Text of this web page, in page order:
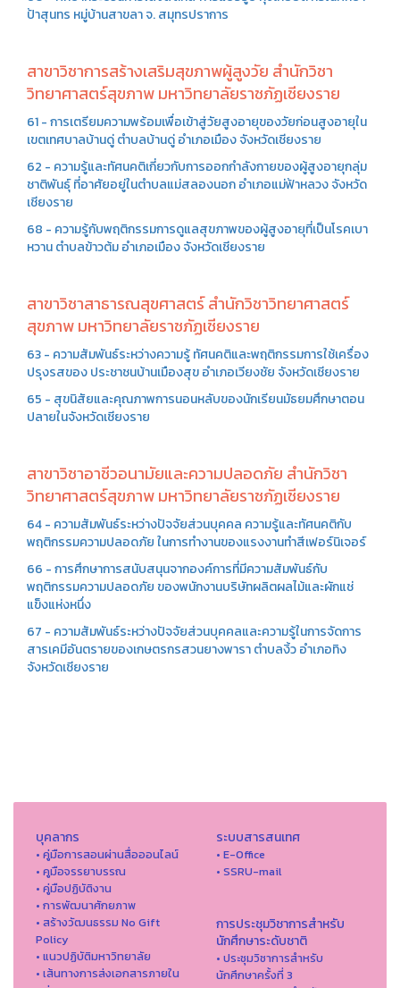
ป้าสุนทร หมู่บ้านสาขลา จ. สมุทรปราการ
สาขาวิชาการสร้างเสริมสุขภาพผู้สูงวัย สำนักวิชา
วิทยาศาสตร์สุขภาพ มหาวิทยาลัยราชภัฏเชียงราย
61 - การเตรียมความพร้อมเพื่อเข้าสู่วัยสูงอายุของวัยก่อนสูงอายุใน
เขตเทศบาลบ้านดู่ ตำบลบ้านดู่ อำเภอเมือง จังหวัดเชียงราย
62 - ความรู้และทัศนคติเกี่ยวกับการออกกำลังกายของผู้สูงอายุกลุ่ม
ชาติพันธุ์ ที่อาศัยอยู่ในตำบลแม่สลองนอก อำเภอแม่ฟ้าหลวง จังหวัด
เชียงราย
68 - ความรู้กับพฤติกรรมการดูแลสุขภาพของผู้สูงอายุที่เป็นโรคเบา
หวาน ตำบลข้าวต้ม อำเภอเมือง จังหวัดเชียงราย
สาขาวิชาสาธารณสุขศาสตร์ สำนักวิชาวิทยาศาสตร์
สุขภาพ มหาวิทยาลัยราชภัฏเชียงราย
63 - ความสัมพันธ์ระหว่างความรู้ ทัศนคติและพฤติกรรมการใช้เครื่อง
ปรุงรสของ ประชาชนบ้านเมืองสุข อำเภอเวียงชัย จังหวัดเชียงราย
65 - สุขนิสัยและคุณภาพการนอนหลับของนักเรียนมัธยมศึกษาตอน
ปลายในจังหวัดเชียงราย
สาขาวิชาอาชีวอนามัยและความปลอดภัย สำนักวิชา
วิทยาศาสตร์สุขภาพ มหาวิทยาลัยราชภัฏเชียงราย
64 - ความสัมพันธ์ระหว่างปัจจัยส่วนบุคคล ความรู้และทัศนคติกับ
พฤติกรรมความปลอดภัย ในการทำงานของแรงงานทำสีเฟอร์นิเจอร์
66 - การศึกษาการสนับสนุนจากองค์การที่มีความสัมพันธ์กับ
พฤติกรรมความปลอดภัย ของพนักงานบริษัทผลิตผลไม้และผักแช่
แข็งแห่งหนึ่ง
67 - ความสัมพันธ์ระหว่างปัจจัยส่วนบุคคลและความรู้ในการจัดการ
สารเคมีอันตรายของเกษตรกรสวนยางพารา ตำบลงิ้ว อำเภอทิง
จังหวัดเชียงราย
บุคลากร
• คู่มือการสอนผ่านสื่อออนไลน์
• คูมือจรรยาบรรณ
• คู่มือปฏิบัติงาน
• การพัฒนาศักยภาพ
• สร้างวัฒนธรรม No Gift
Policy
• แนวปฏิบัติมหาวิทยาลัย
• เส้นทางการส่งเอกสารภายใน
ระบบสารสนเทศ
• E-Office
• SSRU-mail
การประชุมวิชาการสำหรับ
นักศึกษาระดับชาติ
• ประชุมวิชาการสำหรับ
นักศึกษาครั้งที่ 3